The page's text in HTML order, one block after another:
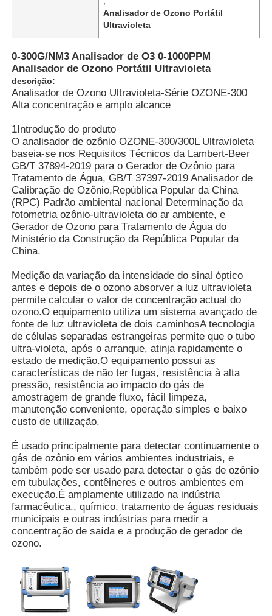
Produtos
Vídeos
Quem Somos
Fábrica
Controle de Qualidade
Fale Conosco
notícias
Mostrar Casos
Pedir um orçamento
Analisador de Ozono Portátil
Ultravioleta
0-300G/NM3 Analisador de O3 0-1000PPM
Analisador de Ozono Portátil Ultravioleta
descrição:
Analisador de Ozono Ultravioleta-Série OZONE-300
Alta concentração e amplo alcance
1Introdução do produto
O analisador de ozônio OZONE-300/300L Ultravioleta
baseia-se nos Requisitos Técnicos da Lambert-Beer
GB/T 37894-2019 para o Gerador de Ozônio para
Tratamento de Água, GB/T 37397-2019 Analisador de
Calibração de Ozônio,República Popular da China
(RPC) Padrão ambiental nacional Determinação da
fotometria ozônio-ultravioleta do ar ambiente, e
Gerador de Ozono para Tratamento de Água do
Ministério da Construção da República Popular da
China.
Medição da variação da intensidade do sinal óptico
antes e depois de o ozono absorver a luz ultravioleta
permite calcular o valor de concentração actual do
ozono.O equipamento utiliza um sistema avançado de
fonte de luz ultravioleta de dois caminhosA tecnologia
de células separadas estrangeiras permite que o tubo
ultra-violeta, após o arranque, atinja rapidamente o
estado de medição.O equipamento possui as
características de não ter fugas, resistência à alta
pressão, resistência ao impacto do gás de
amostragem de grande fluxo, fácil limpeza,
manutenção conveniente, operação simples e baixo
custo de utilização.
É usado principalmente para detectar continuamente o
gás de ozônio em vários ambientes industriais, e
também pode ser usado para detectar o gás de ozônio
em tubulações, contêineres e outros ambientes em
execução.É amplamente utilizado na indústria
farmacêutica., químico, tratamento de águas residuais
municipais e outras indústrias para medir a
concentração de saída e a produção de gerador de
ozono.